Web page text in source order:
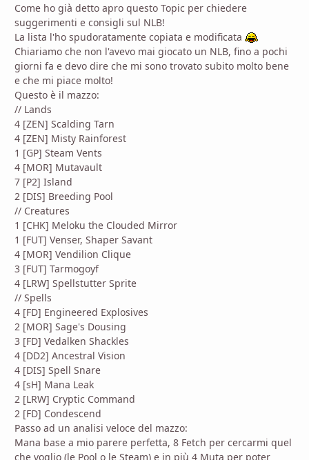
Come ho già detto apro questo Topic per chiedere
suggerimenti e consigli sul NLB!
La lista l'ho spudoratamente copiata e modificata
Chiariamo che non l'avevo mai giocato un NLB, fino a pochi
giorni fa e devo dire che mi sono trovato subito molto bene
e che mi piace molto!
Questo è il mazzo:
// Lands
4 [ZEN] Scalding Tarn
4 [ZEN] Misty Rainforest
1 [GP] Steam Vents
4 [MOR] Mutavault
7 [P2] Island
2 [DIS] Breeding Pool
// Creatures
1 [CHK] Meloku the Clouded Mirror
1 [FUT] Venser, Shaper Savant
4 [MOR] Vendilion Clique
3 [FUT] Tarmogoyf
4 [LRW] Spellstutter Sprite
// Spells
4 [FD] Engineered Explosives
2 [MOR] Sage's Dousing
3 [FD] Vedalken Shackles
4 [DD2] Ancestral Vision
4 [DIS] Spell Snare
4 [sH] Mana Leak
2 [LRW] Cryptic Command
2 [FD] Condescend
Passo ad un analisi veloce del mazzo:
Mana base a mio parere perfetta, 8 Fetch per cercarmi quel
che voglio (le Pool o le Steam) e in più 4 Muta per poter